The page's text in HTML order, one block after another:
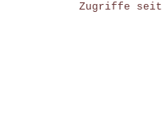
Zugriffe seit